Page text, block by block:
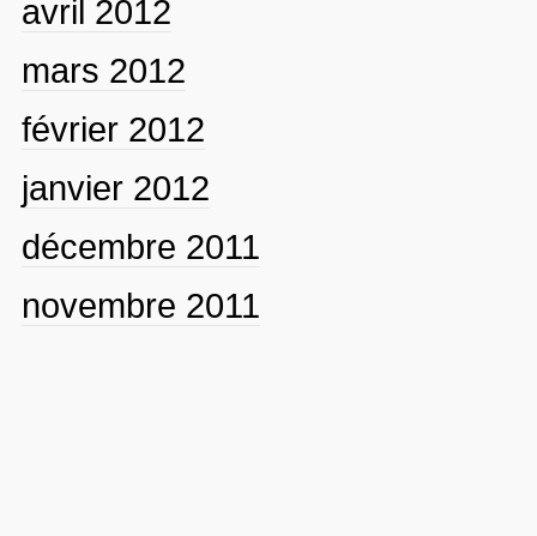
avril 2012
mars 2012
février 2012
janvier 2012
décembre 2011
novembre 2011